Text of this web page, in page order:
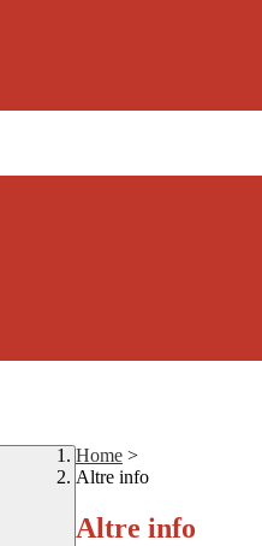
Home >
Altre info
Altre info